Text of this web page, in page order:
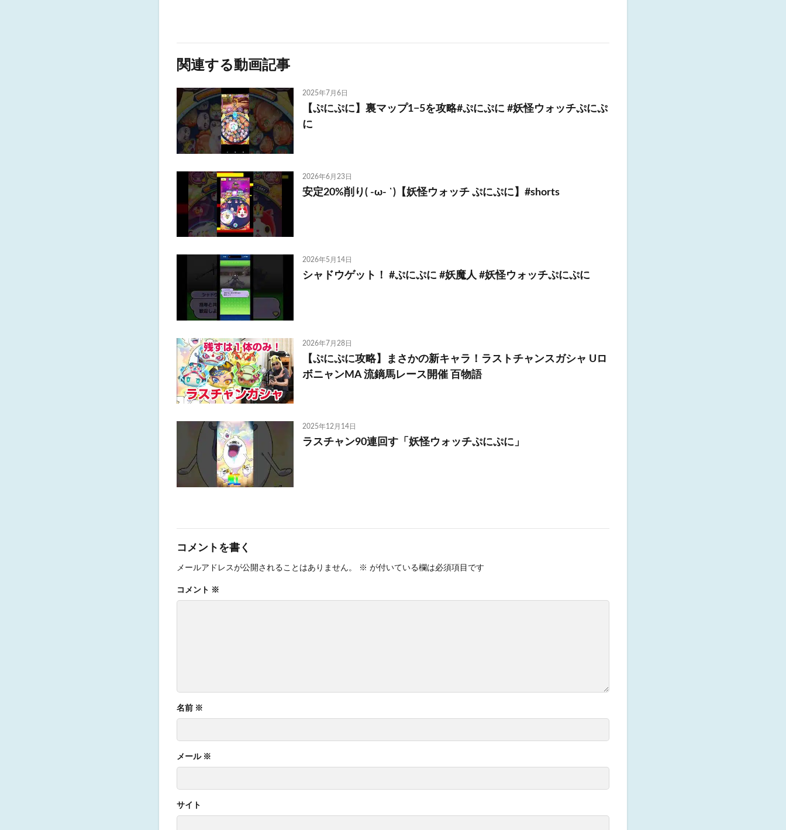
関連する動画記事
2025年7月6日
【ぷにぷに】裏マップ1−5を攻略#ぷにぷに #妖怪ウォッチぷにぷ
に
2026年6月23日
安定20%削り( -ω- `)【妖怪ウォッチ ぷにぷに】#shorts
2026年5月14日
シャドウゲット！ #ぷにぷに #妖魔人 #妖怪ウォッチぷにぷに
2026年7月28日
【ぷにぷに攻略】まさかの新キャラ！ラストチャンスガシャ Uロ
ボニャンMA 流鏑馬レース開催 百物語
2025年12月14日
ラスチャン90連回す「妖怪ウォッチぷにぷに」
コメントを書く
メールアドレスが公開されることはありません。 ※ が付いている欄は必須項目です
コメント ※
名前 ※
メール ※
サイト